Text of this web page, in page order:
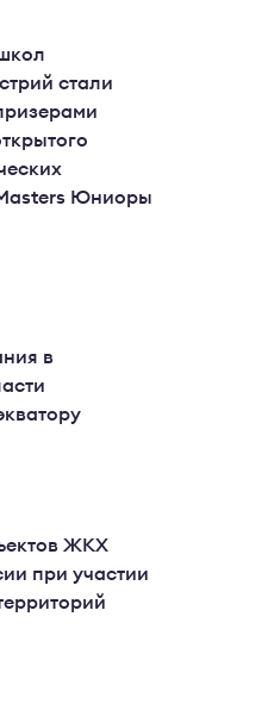
стали
Юниоры
в
ЖКХ
при участии